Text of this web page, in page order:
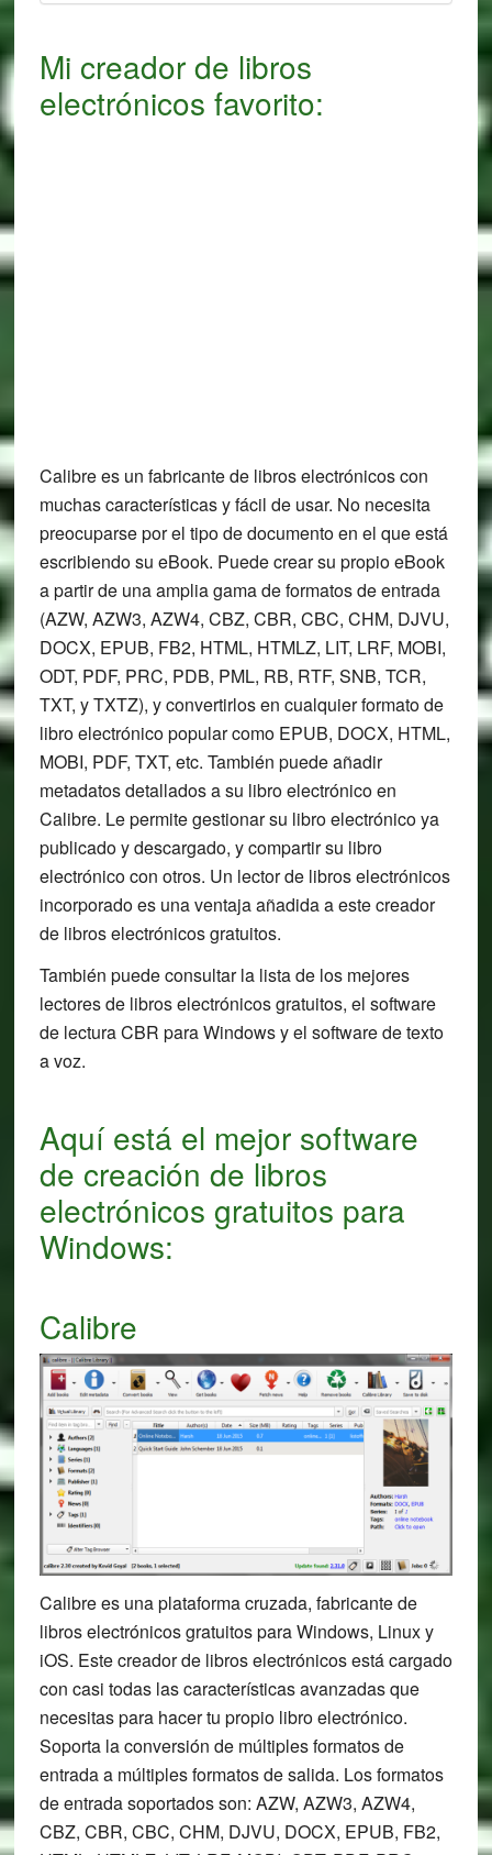
Mi creador de libros
electrónicos favorito:
Calibre es un fabricante de libros electrónicos con
muchas características y fácil de usar. No necesita
preocuparse por el tipo de documento en el que está
escribiendo su eBook. Puede crear su propio eBook
a partir de una amplia gama de formatos de entrada
(AZW, AZW3, AZW4, CBZ, CBR, CBC, CHM, DJVU,
DOCX, EPUB, FB2, HTML, HTMLZ, LIT, LRF, MOBI,
ODT, PDF, PRC, PDB, PML, RB, RTF, SNB, TCR,
TXT, y TXTZ), y convertirlos en cualquier formato de
libro electrónico popular como EPUB, DOCX, HTML,
MOBI, PDF, TXT, etc. También puede añadir
metadatos detallados a su libro electrónico en
Calibre. Le permite gestionar su libro electrónico ya
publicado y descargado, y compartir su libro
electrónico con otros. Un lector de libros electrónicos
incorporado es una ventaja añadida a este creador
de libros electrónicos gratuitos.
También puede consultar la lista de los mejores
lectores de libros electrónicos gratuitos, el software
de lectura CBR para Windows y el software de texto
a voz.
Aquí está el mejor software
de creación de libros
electrónicos gratuitos para
Windows:
Calibre
Calibre es una plataforma cruzada, fabricante de
libros electrónicos gratuitos para Windows, Linux y
iOS. Este creador de libros electrónicos está cargado
con casi todas las características avanzadas que
necesitas para hacer tu propio libro electrónico.
Soporta la conversión de múltiples formatos de
entrada a múltiples formatos de salida. Los formatos
de entrada soportados son: AZW, AZW3, AZW4,
CBZ, CBR, CBC, CHM, DJVU, DOCX, EPUB, FB2,